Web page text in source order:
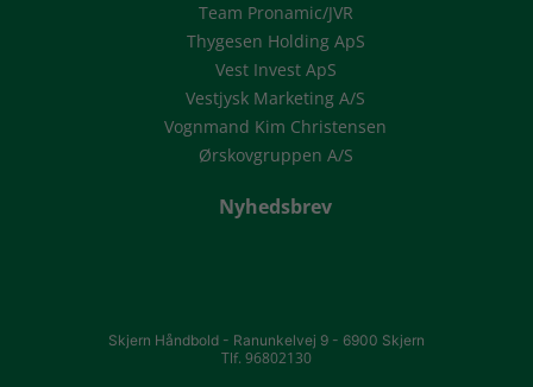
Team Pronamic/JVR
Thygesen Holding ApS
Vest Invest ApS
Vestjysk Marketing A/S
Vognmand Kim Christensen
Ørskovgruppen A/S
Nyhedsbrev
Skjern Håndbold - Ranunkelvej 9 - 6900 Skjern
Tlf. 96802130